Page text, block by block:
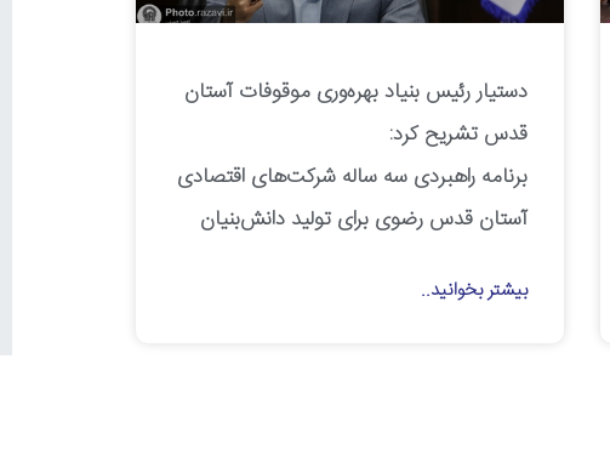
دستیار رئیس بنیاد بهره‌وری موقوفات آستان
قدس تشریح کرد:
برنامه راهبردی سه ساله شرکت‌های اقتصادی
آستان قدس رضوی برای تولید دانش‌بنیان
بیشتر بخوانید..